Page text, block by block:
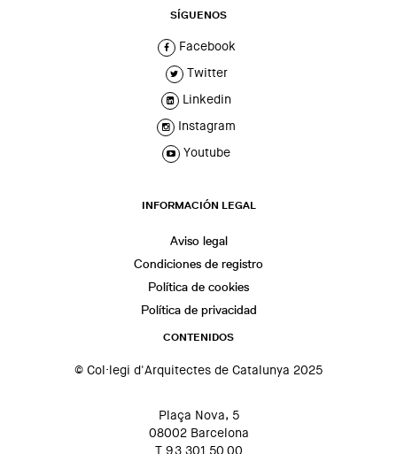
SÍGUENOS
Facebook
Twitter
Linkedin
Instagram
Youtube
INFORMACIÓN LEGAL
Aviso legal
Condiciones de registro
Política de cookies
Política de privacidad
CONTENIDOS
© Col·legi d'Arquitectes de Catalunya 2025
Plaça Nova, 5
08002 Barcelona
T 93 301 50 00